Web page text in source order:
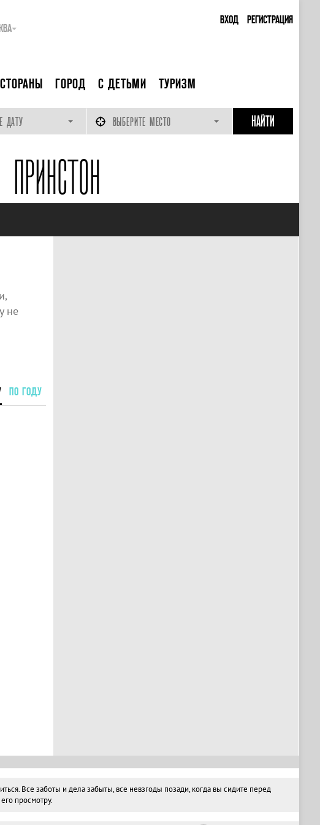
ВХОД РЕГИСТРАЦИЯ
ГОРОД С ДЕТЬМИ ТУРИЗМ
ДАТУ ВЫБЕРИТЕ МЕСТО
не
ПО ГОДУ
Все заботы и дела забыты, все невзгоды позади, когда вы сидите перед
просмотру.